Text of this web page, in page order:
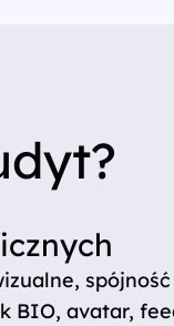
BIO, avatar,